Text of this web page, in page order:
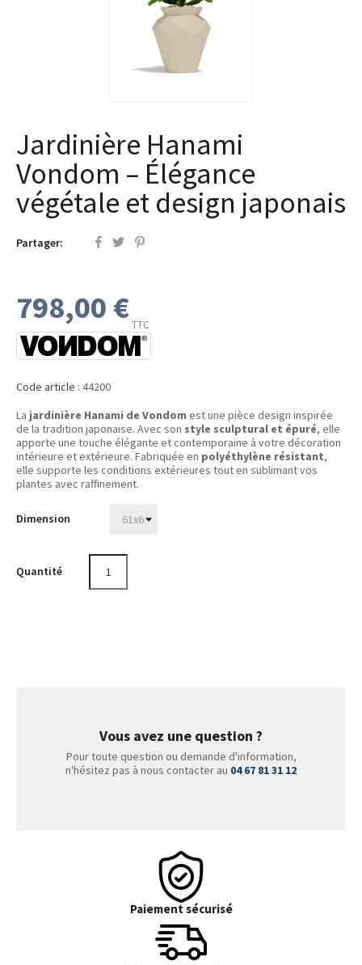
Jardinière Hanami
Vondom – Élégance
végétale et design japonais
Partager:
798,00 €TTC
Code article : 44200
La jardinière Hanami de Vondom est une pièce design inspirée
de la tradition japonaise. Avec son style sculptural et épuré, elle
apporte une touche élégante et contemporaine à votre décoration
intérieure et extérieure. Fabriquée en polyéthylène résistant,
elle supporte les conditions extérieures tout en sublimant vos
plantes avec raffinement.
Dimension
Quantité
Vous avez une question ?
Pour toute question ou demande d'information,
n'hésitez pas à nous contacter au 04 67 81 31 12
Paiement sécurisé